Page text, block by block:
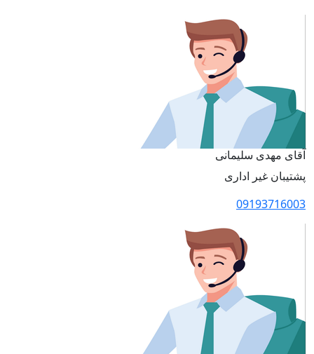
آقای مهدی سلیمانی
پشتیبان غیر اداری
09193716003